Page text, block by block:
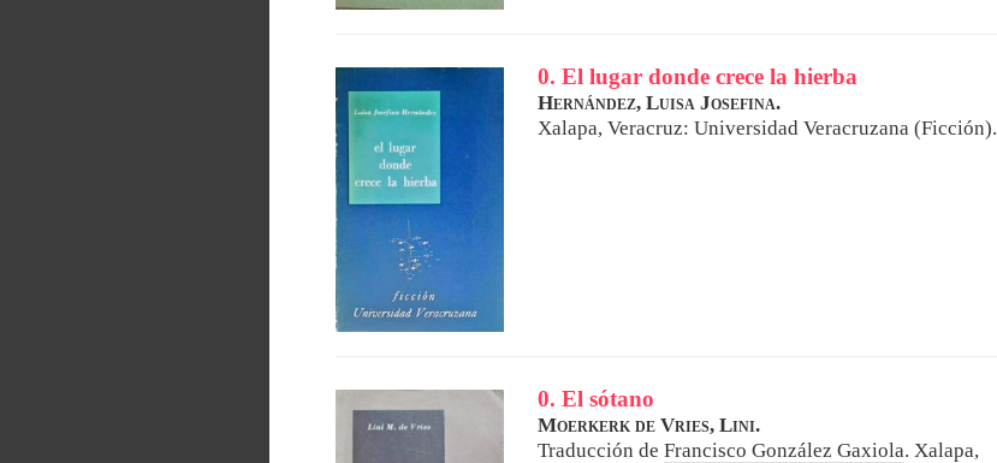
0. El lugar donde crece la hierba
Hernández, Luisa Josefina.
Xalapa, Veracruz: Universidad Veracruzana (Ficción).
0. El sótano
Moerkerk de Vries, Lini.
Traducción deFrancisco González Gaxiola. Xalapa,